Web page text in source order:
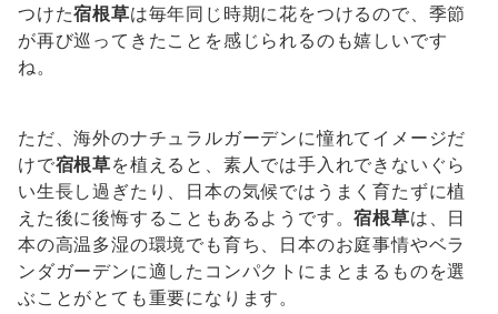
つけた宿根草は毎年同じ時期に花をつけるので、季節
が再び巡ってきたことを感じられるのも嬉しいです
ね。
ただ、海外のナチュラルガーデンに憧れてイメージだ
けで宿根草を植えると、素人では手入れできないぐら
い生長し過ぎたり、日本の気候ではうまく育たずに植
えた後に後悔することもあるようです。宿根草は、日
本の高温多湿の環境でも育ち、日本のお庭事情やベラ
ンダガーデンに適したコンパクトにまとまるものを選
ぶことがとても重要になります。